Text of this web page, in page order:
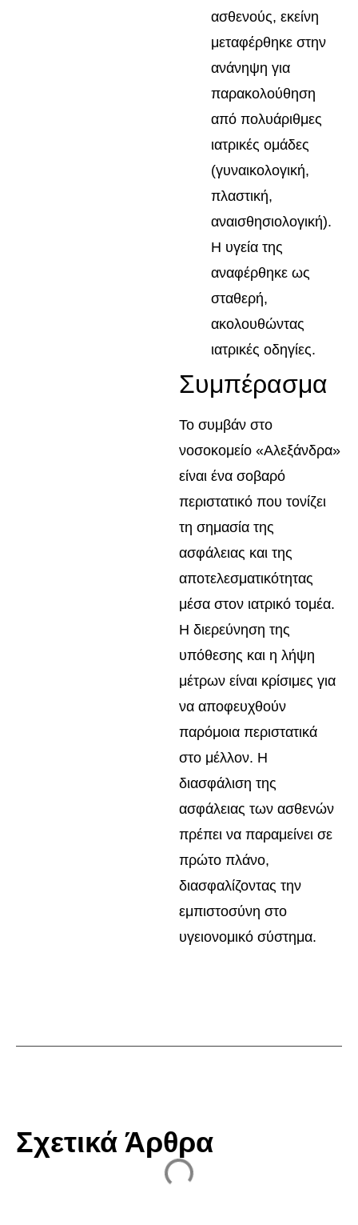
ασθενούς, εκείνη
μεταφέρθηκε στην
ανάνηψη για
παρακολούθηση
από πολυάριθμες
ιατρικές ομάδες
(γυναικολογική,
πλαστική,
αναισθησιολογική).
Η υγεία της
αναφέρθηκε ως
σταθερή,
ακολουθώντας
ιατρικές οδηγίες.
Συμπέρασμα
Το συμβάν στο
νοσοκομείο «Αλεξάνδρα»
είναι ένα σοβαρό
περιστατικό που τονίζει
τη σημασία της
ασφάλειας και της
αποτελεσματικότητας
μέσα στον ιατρικό τομέα.
Η διερεύνηση της
υπόθεσης και η λήψη
μέτρων είναι κρίσιμες για
να αποφευχθούν
παρόμοια περιστατικά
στο μέλλον. H
διασφάλιση της
ασφάλειας των ασθενών
πρέπει να παραμείνει σε
πρώτο πλάνο,
διασφαλίζοντας την
εμπιστοσύνη στο
υγειονομικό σύστημα.
Σχετικά Άρθρα